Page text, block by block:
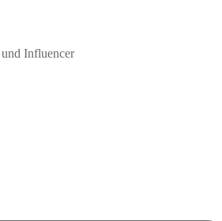
Influencer